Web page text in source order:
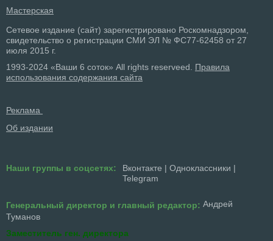
Мастерская
Сетевое издание (сайт) зарегистрировано Роскомнадзором,
свидетельство о регистрации СМИ ЭЛ № ФС77-62458 от 27
июля 2015 г.
1993-2024 «Ваши 6 соток» All rights reserveed. Правила
использования содержания сайта
Реклама
Об издании
Наши группы в соцсетях: Вконтакте | Одноклассники |
Telegram
Генеральный директор и главный редактор: Андрей
Туманов
Заместитель ген. директора